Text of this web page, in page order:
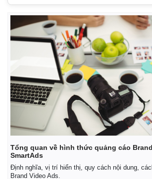
Tổng quan về hình thức quảng cáo
SmartAds
Định nghĩa, vị trí hiển thị, quy cách nội dung,
Brand Video Ads.